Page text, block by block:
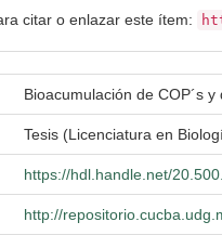
citar o enlazar este ítem:
Bioacumulación de COP´s
Tesis (Licenciatura en
https://hdl.handle.net/
http://